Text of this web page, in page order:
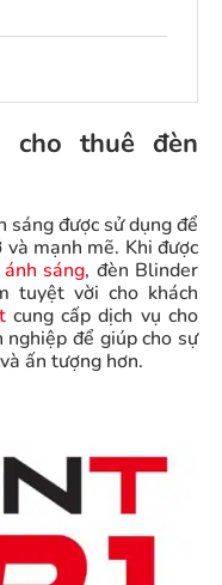
cho thuê đèn
sáng được sử dụng để
mạnh mẽ. Khi được
ánh sáng, đèn Blinder
tuyệt vời cho khách
cung cấp dịch vụ cho
để giúp cho sự
ấn tượng hơn.